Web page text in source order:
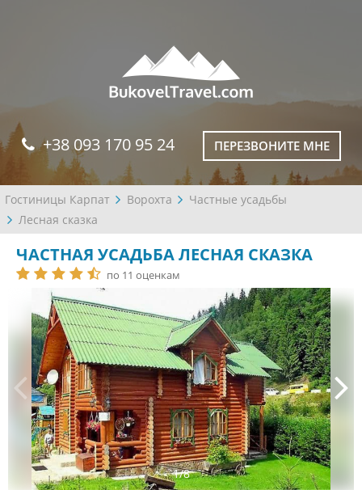
+38 093 170 95 24 ПЕРЕЗВОНИТЕ МНЕ
Гостиницы Карпат Ворохта
Частные усадьбы
Лесная сказка
ЧАСТНАЯ УСАДЬБА ЛЕСНАЯ СКАЗКА
по 11 оценкам
1/8